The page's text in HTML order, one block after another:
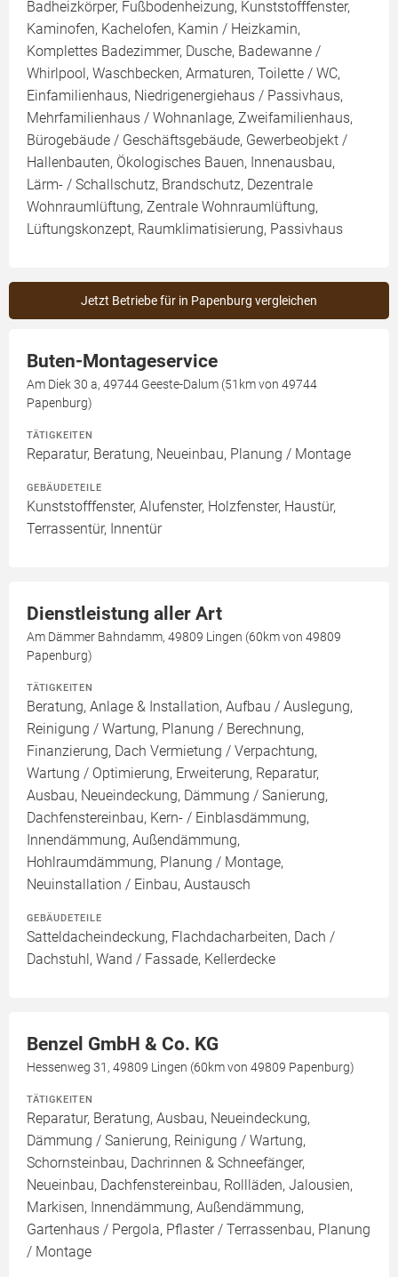
Badheizkörper, Fußbodenheizung, Kunststofffenster,
Kaminofen, Kachelofen, Kamin / Heizkamin,
Komplettes Badezimmer, Dusche, Badewanne /
Whirlpool, Waschbecken, Armaturen, Toilette / WC,
Einfamilienhaus, Niedrigenergiehaus / Passivhaus,
Mehrfamilienhaus / Wohnanlage, Zweifamilienhaus,
Bürogebäude / Geschäftsgebäude, Gewerbeobjekt /
Hallenbauten, Ökologisches Bauen, Innenausbau,
Lärm- / Schallschutz, Brandschutz, Dezentrale
Wohnraumlüftung, Zentrale Wohnraumlüftung,
Lüftungskonzept, Raumklimatisierung, Passivhaus
Jetzt Betriebe für in Papenburg vergleichen
Buten-Montageservice
Am Diek 30 a, 49744 Geeste-Dalum (51km von 49744
Papenburg)
TÄTIGKEITEN
Reparatur, Beratung, Neueinbau, Planung / Montage
GEBÄUDETEILE
Kunststofffenster, Alufenster, Holzfenster, Haustür,
Terrassentür, Innentür
Dienstleistung aller Art
Am Dämmer Bahndamm, 49809 Lingen (60km von 49809
Papenburg)
TÄTIGKEITEN
Beratung, Anlage & Installation, Aufbau / Auslegung,
Reinigung / Wartung, Planung / Berechnung,
Finanzierung, Dach Vermietung / Verpachtung,
Wartung / Optimierung, Erweiterung, Reparatur,
Ausbau, Neueindeckung, Dämmung / Sanierung,
Dachfenstereinbau, Kern- / Einblasdämmung,
Innendämmung, Außendämmung,
Hohlraumdämmung, Planung / Montage,
Neuinstallation / Einbau, Austausch
GEBÄUDETEILE
Satteldacheindeckung, Flachdacharbeiten, Dach /
Dachstuhl, Wand / Fassade, Kellerdecke
Benzel GmbH & Co. KG
Hessenweg 31, 49809 Lingen (60km von 49809 Papenburg)
TÄTIGKEITEN
Reparatur, Beratung, Ausbau, Neueindeckung,
Dämmung / Sanierung, Reinigung / Wartung,
Schornsteinbau, Dachrinnen & Schneefänger,
Neueinbau, Dachfenstereinbau, Rollläden, Jalousien,
Markisen, Innendämmung, Außendämmung,
Gartenhaus / Pergola, Pflaster / Terrassenbau, Planung
/ Montage